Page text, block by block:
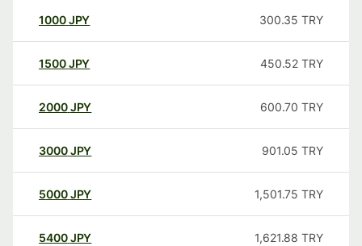
1000JPY 300.35 TRY
1500JPY 450.52 TRY
2000JPY 600.70 TRY
3000JPY 901.05 TRY
5000JPY 1,501.75 TRY
5400JPY 1,621.88 TRY